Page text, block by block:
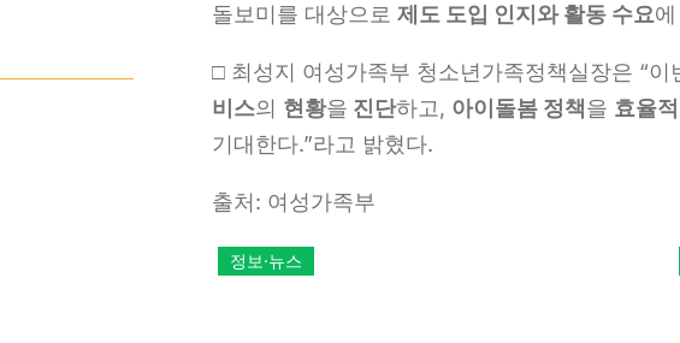
돌보미를 대상으로 제도 도입 인지와 활동 수요
□ 최성지 여성가족부 청소년가족정책실장은 “이
비스의 현황을 진단하고, 아이돌봄 정책을 효율적
기대한다.”라고 밝혔다.
출처: 여성가족부
정보·뉴스